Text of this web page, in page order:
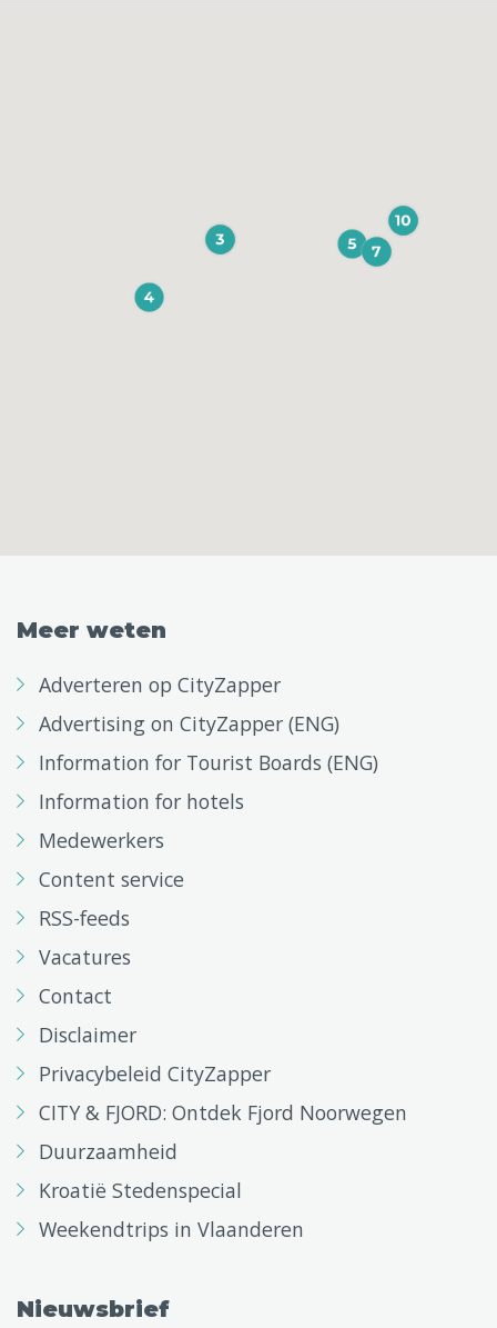
Meer weten
Adverteren op CityZapper
Advertising on CityZapper (ENG)
Information for Tourist Boards (ENG)
Information for hotels
Medewerkers
Content service
RSS-feeds
Vacatures
Contact
Disclaimer
Privacybeleid CityZapper
CITY & FJORD: Ontdek Fjord Noorwegen
Duurzaamheid
Kroatië Stedenspecial
Weekendtrips in Vlaanderen
Nieuwsbrief